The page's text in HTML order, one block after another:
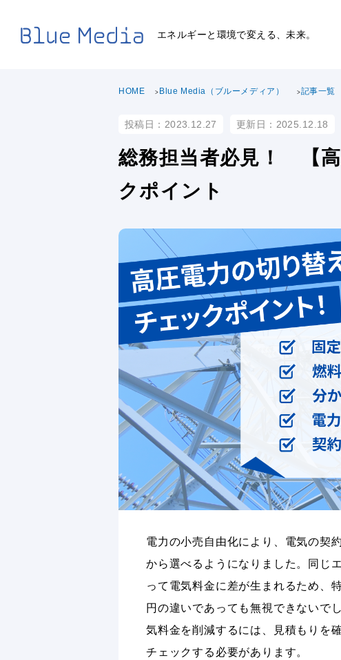
エネルギーと環境で変える、未来。
HOME Blue Media（ブルーメディア） 記事一覧
投稿日：2023.12.27 更新日：2025.12.18
総務担当者必見！ 【
クポイント
電力の小売自由化により、電気の契
から選べるようになりました。同じ
って電気料金に差が生まれるため、
円の違いであっても無視できないで
気料金を削減するには、見積もりを
チェックする必要があります。